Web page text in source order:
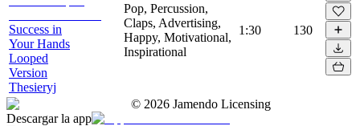
Success in
Your Hands
Looped
Version
Thesieryj
Pop, Percussion,
Claps, Advertising,
Happy, Motivational,
Inspirational
1:30 130
© 2026 Jamendo Licensing
Descargar la app